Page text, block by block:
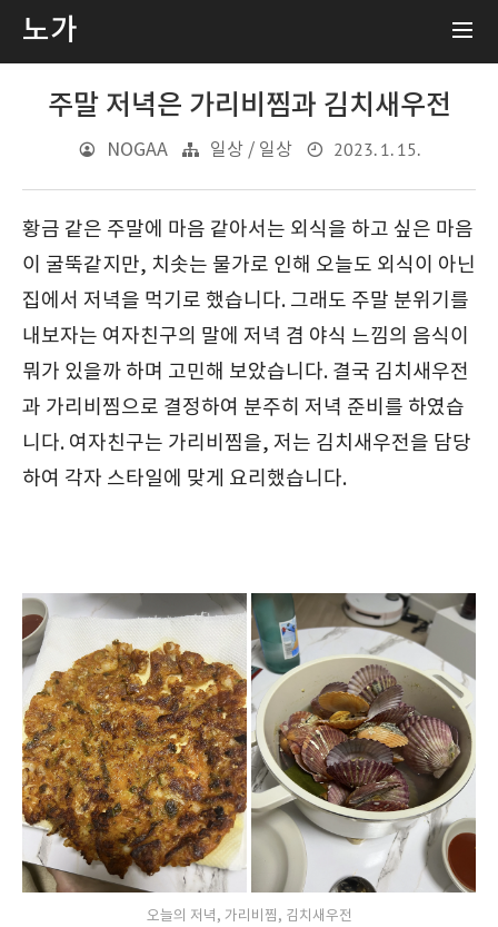
노가
주말 저녁은 가리비찜과 김치새우전
NOGAA 일상 / 일상 2023. 1. 15.
황금 같은 주말에 마음 같아서는 외식을 하고 싶은 마음
이 굴뚝같지만, 치솟는 물가로 인해 오늘도 외식이 아닌
집에서 저녁을 먹기로 했습니다. 그래도 주말 분위기를
내보자는 여자친구의 말에 저녁 겸 야식 느낌의 음식이
뭐가 있을까 하며 고민해 보았습니다. 결국 김치새우전
과 가리비찜으로 결정하여 분주히 저녁 준비를 하였습
니다. 여자친구는 가리비찜을, 저는 김치새우전을 담당
하여 각자 스타일에 맞게 요리했습니다.
오늘의 저녁, 가리비찜, 김치새우전